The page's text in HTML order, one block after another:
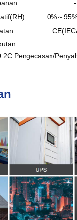
0%～
Pengecasan/